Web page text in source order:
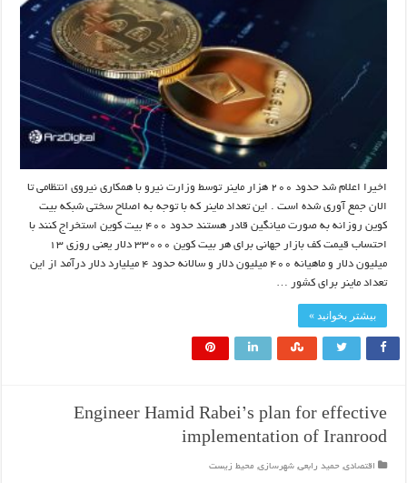
اخیرا اعلام شد حدود ۲۰۰ هزار ماینر توسط وزارت نیرو با همکاری نیروی انتظامی تا
الان جمع آوری شده است . این تعداد ماینر که با توجه به اصلاح سختی شبکه بیت
کوین روزانه به صورت میانگین قادر هستند حدود ۴۰۰ بیت کوین استخراج کنند با
احتساب قیمت کف بازار جهانی برای هر بیت کوین ۳۳۰۰۰ دلار یعنی روزی ۱۳
میلیون دلار و ماهیانه ۴۰۰ میلیون دلار و سالانه حدود ۴ میلیارد دلار درآمد از این
تعداد ماینر برای کشور …
بیشتر بخوانید »
Engineer Hamid Rabei’s plan for effective
implementation of Iranrood
اقتصادی, حمید رابعی, شهرسازی, محیط زیست